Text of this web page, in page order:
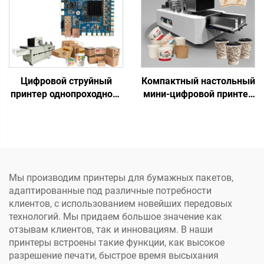
бумага, брошюра,
журнал, однопроходная
печать
картонный принтер с
головкой h P и
компьютером
Цифровой струйный
принтер однопроходного
975/972/973/974, водные
чернила
Компактный настольный
мини-цифровой принтер
бумаге
Мы производим принтеры для бумажных пакетов,
адаптированные под различные потребности
клиентов, с использованием новейших передовых
технологий. Мы придаем большое значение как
отзывам клиентов, так и инновациям. В наши
принтеры встроены такие функции, как высокое
разрешение печати, быстрое время высыхания